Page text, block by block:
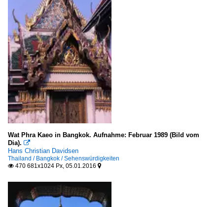
Wat Phra Kaeo in Bangkok. Aufnahme: Februar 1989 (Bild vom
Dia). 
Hans Christian Davidsen
Thailand / Bangkok / Sehenswürdigkeiten
 470 681x1024 Px, 05.01.2016 